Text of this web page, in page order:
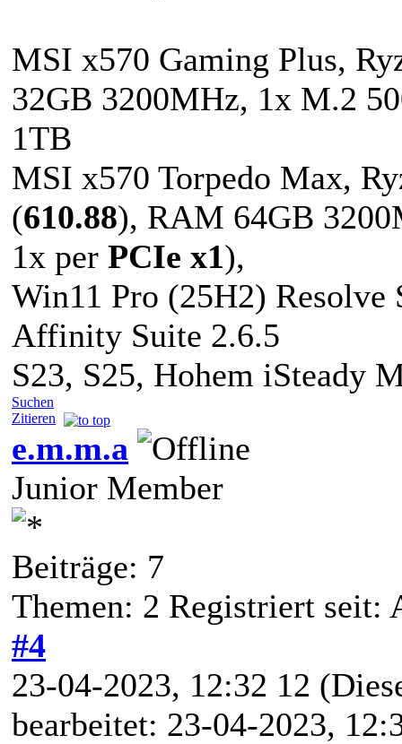
MSI x570 Gaming Plus,
32GB 3200MHz, 1x M.2
1TB
MSI x570 Torpedo Max,
(610.88), RAM 64GB
1x per PCIe x1),
Win11 Pro (25H2) Resolve
Affinity Suite 2.6.5
S23, S25, Hohem iSteady
Suchen
Zitieren
e.m.m.a
Junior Member
Beiträge: 7
Themen: 2 Registriert seit:
#4
23-04-2023, 12:32 12
bearbeitet: 23-04-2023,